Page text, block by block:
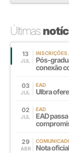
Últimas
13
JUL
INSCRIÇÕES
Pós-
conexão
03
JUL
EAD
Ulbra
02
JUL
EAD
EAD
29
ABR Nota